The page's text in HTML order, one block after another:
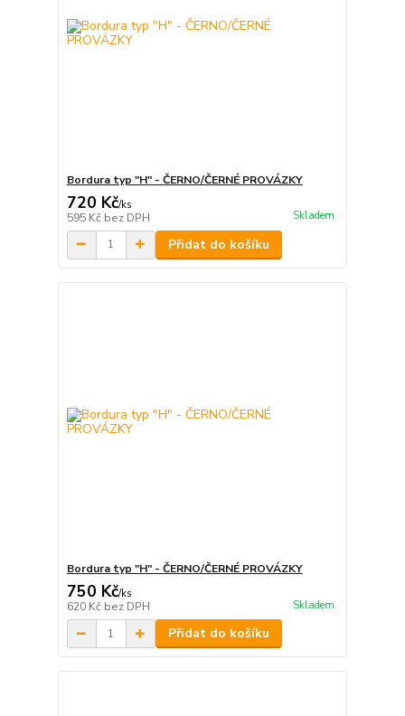
Bordura typ "H" - ČERNO/ČERNÉ PROVÁZKY
720 Kč/ks
595 Kč bez DPH Skladem
Přidat do košíku
Bordura typ "H" - ČERNO/ČERNÉ PROVÁZKY
750 Kč/ks
620 Kč bez DPH Skladem
Přidat do košíku